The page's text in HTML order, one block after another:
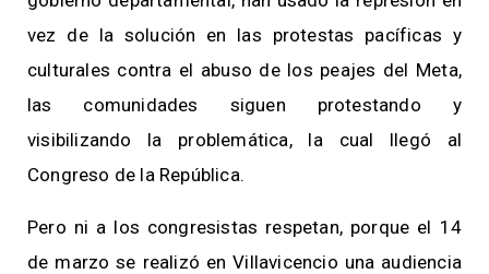
vez de la solución en las protestas pacíficas y
culturales contra el abuso de los peajes del Meta,
las comunidades siguen protestando y
visibilizando la problemática, la cual llegó al
Congreso de la República.
Pero ni a los congresistas respetan, porque el 14
de marzo se realizó en Villavicencio una audiencia